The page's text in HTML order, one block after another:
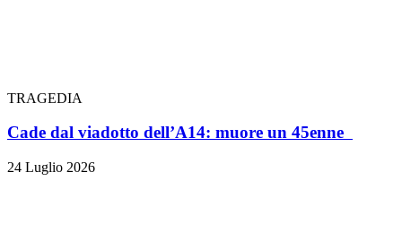
TRAGEDIA
Cade dal viadotto dell’A14: muore un 45enne
24 Luglio 2026